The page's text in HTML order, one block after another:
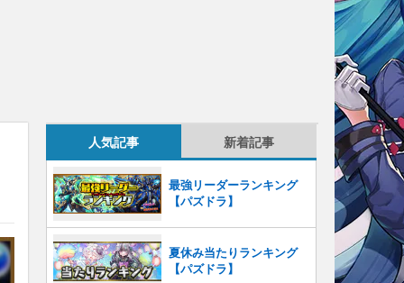
人気記事 新着記事
最強リーダーランキング
【パズドラ】
夏休み当たりランキング
【パズドラ】